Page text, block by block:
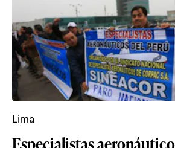
Especialistas
Lima